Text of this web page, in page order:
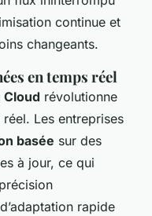
continue et
changeants.
en temps réel
Cloud révolutionne
réel. Les entreprises
basée sur des
à jour, ce qui
rapide